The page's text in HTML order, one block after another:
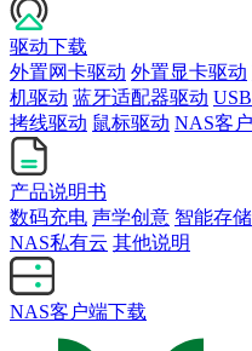
驱动下载
外置网卡驱动 外置显卡驱动
机驱动 蓝牙适配器驱动
拷线驱动 鼠标驱动 NAS客
产品说明书
数码充电 声学创意 智能存储
NAS私有云 其他说明
NAS客户端下载